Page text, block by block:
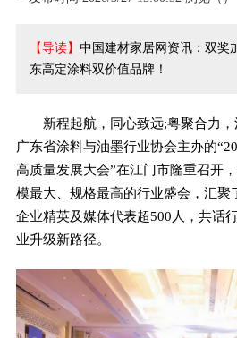
【导读】 中国建材家居网资讯：双奖
东高定涂料双价值品牌！
新程起航，同心致远;粤聚合力，
广东省涂料与油墨行业协会主办的
高质量发展大会”在江门市隆重召开
模最大、规格最高的行业盛会，汇聚
企业精英及媒体代表超500人，共话
业升级新路径。